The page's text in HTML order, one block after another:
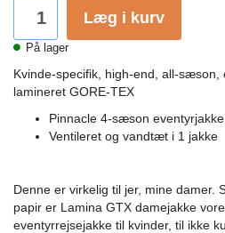
Læg i kurv
På lager
Kvinde-specifik, high-end, all-sæson,
lamineret GORE-TEX
Pinnacle 4-sæson eventyrjakke
Ventileret og vandtæt i 1 jakke
Denne er virkelig til jer, mine damer.
papir er Lamina GTX damejakke
eventyrrejsejakke til kvinder, til ikke